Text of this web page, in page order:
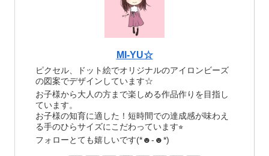
MI-YU☆
ピクセル、ドット絵でオリジナルのアイロンビーズ
の図案でデザインしています☆
お子様から大人の方まで楽しめる作品作りを目指し
ています。
お子様の知育に適した！短時間での達成感が味わえ
る手のひらサイズにこだわっています⭐︎
フォローとても嬉しいです(*☻-☻*)